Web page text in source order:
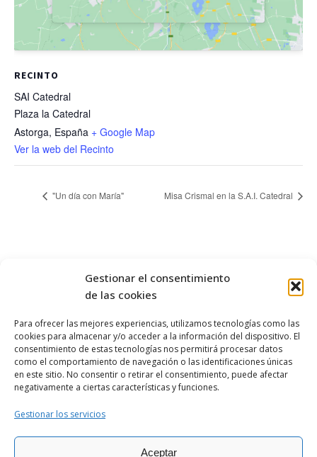
Gestionar el consentimiento
de las cookies
Para ofrecer las mejores experiencias, utilizamos tecnologías como las
cookies para almacenar y/o acceder a la información del dispositivo. El
consentimiento de estas tecnologías nos permitirá procesar datos
como el comportamiento de navegación o las identificaciones únicas
en este sitio. No consentir o retirar el consentimiento, puede afectar
negativamente a ciertas características y funciones.
Gestionar los servicios
Aceptar
RECINTO
SAI Catedral
Plaza la Catedral
Astorga, España + Google Map
Ver la web del Recinto
"Un día con María" Misa Crismal en la S.A.I. Catedral
OBISPADO DE
ASTORGA